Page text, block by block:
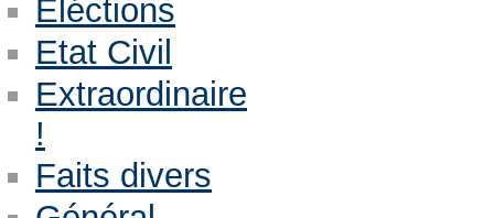
Eléctions
Etat Civil
Extraordinaire
!
Faits divers